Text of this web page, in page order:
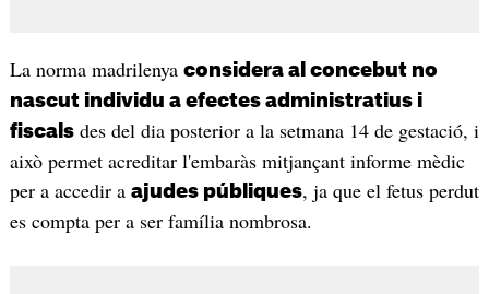
La norma madrilenya considera al concebut no
nascut individu a efectes administratius i
fiscalsdes del dia posterior a la setmana 14 de gestació, i
això permet acreditar l'embaràs mitjançant informe mèdic
per a accedir a ajudes públiques, ja que el fetus perdut
es compta per a ser família nombrosa.